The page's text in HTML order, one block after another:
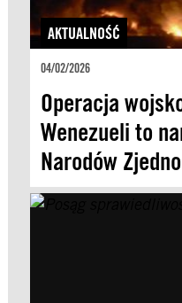
AKTUALNOŚĆ
04/02/2026
Operacja
Wenezueli to
Narodów